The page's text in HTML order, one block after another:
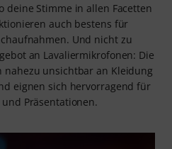
deine Stimme in allen Facetten
auch bestens für
Und nicht zu
an Lavaliermikrofonen: Die
unsichtbar an Kleidung
eignen sich hervorragend für
Präsentationen.